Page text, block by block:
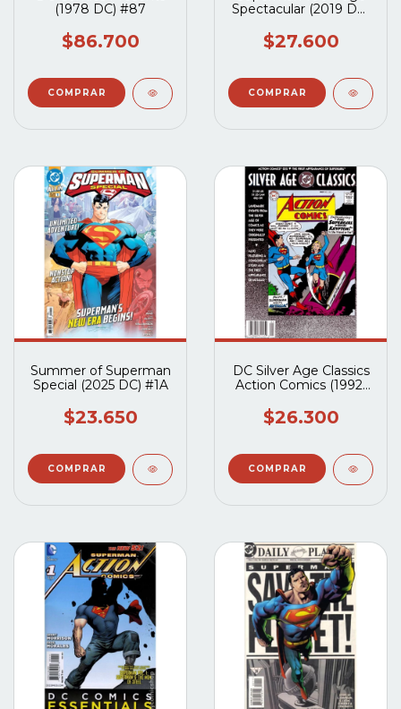
(1978 DC) #87
$86.700
Spectacular (2019 DC)
$27.600
Summer of Superman
Special (2025 DC) #1A
$23.650
DC Silver Age Classics
Action Comics (1992)
$26.300